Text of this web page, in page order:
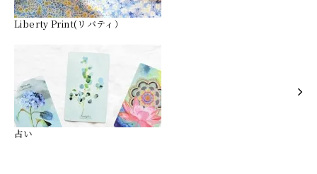
Liberty Print(リバティ）
占い